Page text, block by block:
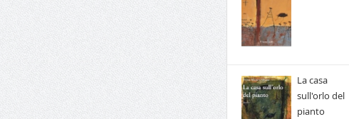
La casa
sull'orlo del
pianto